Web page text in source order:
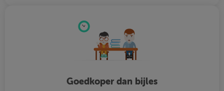
Goedkoper dan bijles